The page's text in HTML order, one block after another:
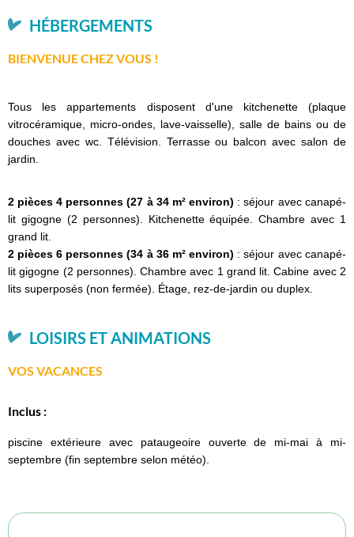
HÉBERGEMENTS
BIENVENUE CHEZ VOUS !
Tous les appartements disposent d'une kitchenette (plaque
vitrocéramique, micro-ondes, lave-vaisselle), salle de bains ou de
douches avec wc. Télévision. Terrasse ou balcon avec salon de
jardin.
2 pièces 4 personnes (27 à 34 m² environ) : séjour avec canapé-
lit gigogne (2 personnes). Kitchenette équipée. Chambre avec 1
grand lit.
2 pièces 6 personnes (34 à 36 m² environ) : séjour avec canapé-
lit gigogne (2 personnes). Chambre avec 1 grand lit. Cabine avec 2
lits superposés (non fermée). Étage, rez-de-jardin ou duplex.
LOISIRS ET ANIMATIONS
VOS VACANCES
Inclus :
piscine extérieure avec pataugeoire ouverte de mi-mai à mi-
septembre (fin septembre selon météo).